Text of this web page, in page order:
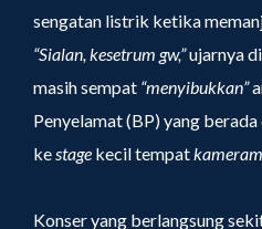
sengatan listrik ketika
“Sialan, kesetrum gw,”ujarnya
masih sempat “menyibukkan”
Penyelamat (BP) yang berada
kestage kecil tempat
Konser yang berlangsung